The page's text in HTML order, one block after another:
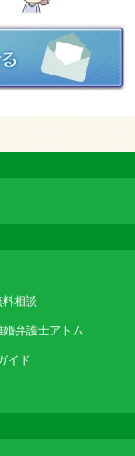
相談
婚弁護士アトム
イド